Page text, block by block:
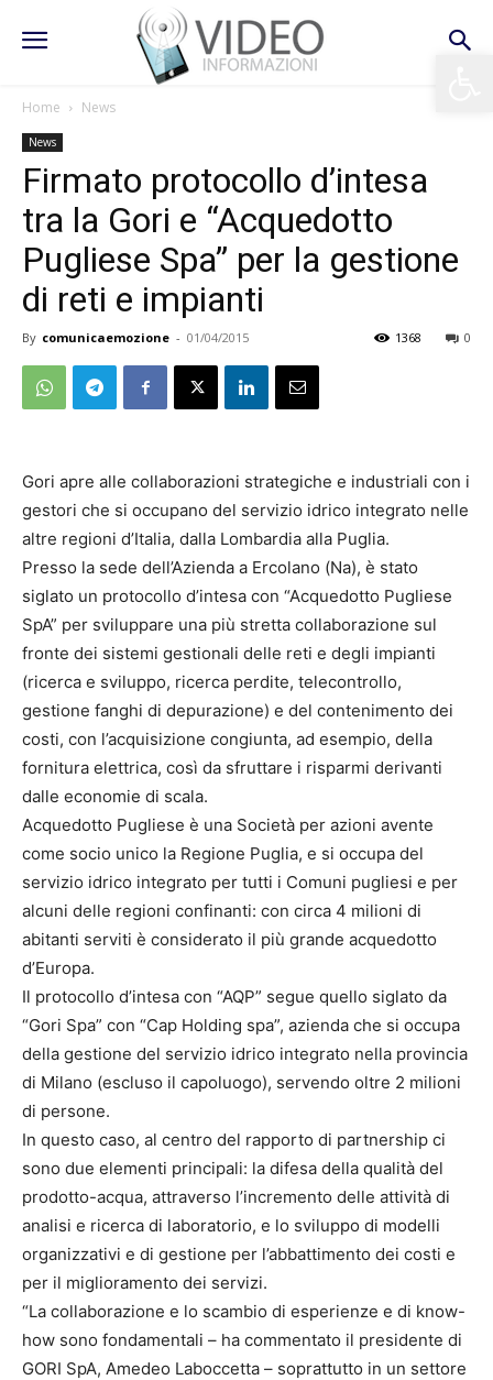
Home News
News
Firmato protocollo d’intesa
tra la Gori e “Acquedotto
Pugliese Spa” per la gestione
di reti e impianti
By comunicaemozione - 01/04/2015 0
1368
Gori apre alle collaborazioni strategiche e industriali con i
gestori che si occupano del servizio idrico integrato nelle
altre regioni d’Italia, dalla Lombardia alla Puglia.
Presso la sede dell’Azienda a Ercolano (Na), è stato
siglato un protocollo d’intesa con “Acquedotto Pugliese
SpA” per sviluppare una più stretta collaborazione sul
fronte dei sistemi gestionali delle reti e degli impianti
(ricerca e sviluppo, ricerca perdite, telecontrollo,
gestione fanghi di depurazione) e del contenimento dei
costi, con l’acquisizione congiunta, ad esempio, della
fornitura elettrica, così da sfruttare i risparmi derivanti
dalle economie di scala.
Acquedotto Pugliese è una Società per azioni avente
come socio unico la Regione Puglia, e si occupa del
servizio idrico integrato per tutti i Comuni pugliesi e per
alcuni delle regioni confinanti: con circa 4 milioni di
abitanti serviti è considerato il più grande acquedotto
d’Europa.
Il protocollo d’intesa con “AQP” segue quello siglato da
“Gori Spa” con “Cap Holding spa”, azienda che si occupa
della gestione del servizio idrico integrato nella provincia
di Milano (escluso il capoluogo), servendo oltre 2 milioni
di persone.
In questo caso, al centro del rapporto di partnership ci
sono due elementi principali: la difesa della qualità del
prodotto-acqua, attraverso l’incremento delle attività di
analisi e ricerca di laboratorio, e lo sviluppo di modelli
organizzativi e di gestione per l’abbattimento dei costi e
per il miglioramento dei servizi.
“La collaborazione e lo scambio di esperienze e di know-
how sono fondamentali – ha commentato il presidente di
GORI SpA, Amedeo Laboccetta – soprattutto in un settore